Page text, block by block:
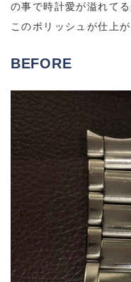
の事で時計愛が溢れて
このポリッシュが仕上
BEFORE